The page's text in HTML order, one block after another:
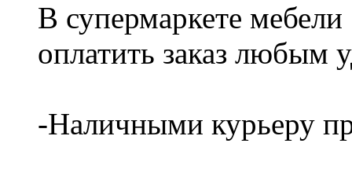
В супермаркете
оплатить заказ любым
-Наличными курьеру